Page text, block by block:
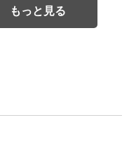
もっと見る